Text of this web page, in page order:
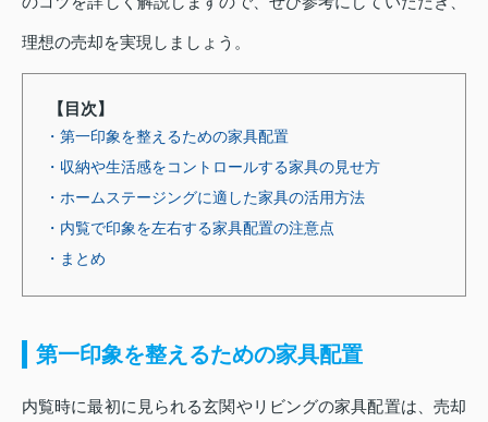
理想の売却を実現しましょう。
【目次】
・第一印象を整えるための家具配置
・収納や生活感をコントロールする家具の見せ方
・ホームステージングに適した家具の活用方法
・内覧で印象を左右する家具配置の注意点
・まとめ
第一印象を整えるための家具配置
内覧時に最初に見られる玄関やリビングの家具配置は、売却